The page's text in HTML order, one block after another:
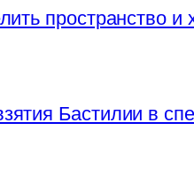
пространство и
Бастилии в